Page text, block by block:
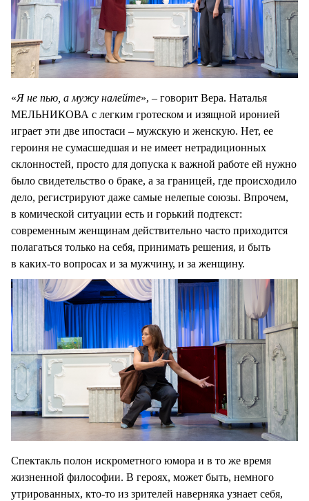
«Я не пью, а мужу налейте», – говорит Вера. Наталья
МЕЛЬНИКОВА с легким гротеском и изящной иронией
играет эти две ипостаси – мужскую и женскую. Нет, ее
героиня не сумасшедшая и не имеет нетрадиционных
склонностей, просто для допуска к важной работе ей нужно
было свидетельство о браке, а за границей, где происходило
дело, регистрируют даже самые нелепые союзы. Впрочем,
в комической ситуации есть и горький подтекст:
современным женщинам действительно часто приходится
полагаться только на себя, принимать решения, и быть
в каких-то вопросах и за мужчину, и за женщину.
Спектакль полон искрометного юмора и в то же время
жизненной философии. В героях, может быть, немного
утрированных, кто-то из зрителей наверняка узнает себя,